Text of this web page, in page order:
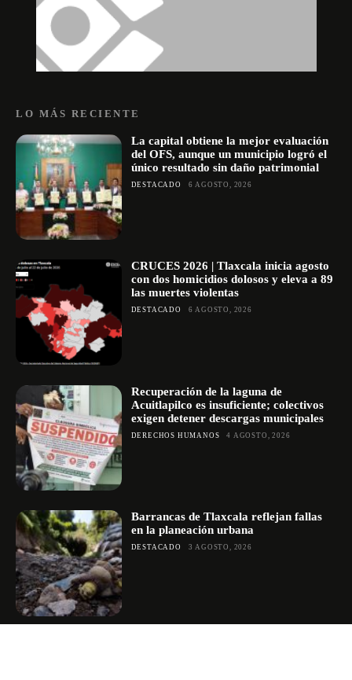
LO MÁS RECIENTE
La capital obtiene la mejor evaluación
del OFS, aunque un municipio logró el
único resultado sin daño patrimonial
DESTACADO 6 AGOSTO, 2026
CRUCES 2026 | Tlaxcala inicia agosto
con dos homicidios dolosos y eleva a 89
las muertes violentas
DESTACADO 6 AGOSTO, 2026
Recuperación de la laguna de
Acuitlapilco es insuficiente; colectivos
exigen detener descargas municipales
DERECHOS HUMANOS 4 AGOSTO, 2026
Barrancas de Tlaxcala reflejan fallas
en la planeación urbana
DESTACADO 3 AGOSTO, 2026